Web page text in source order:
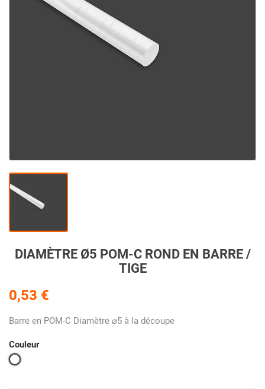
DIAMÈTRE Ø5 POM-C ROND EN BARRE /
TIGE
0,53 €
Barre en POM-C Diamètre ⌀5 à la découpe
Couleur
Blanc